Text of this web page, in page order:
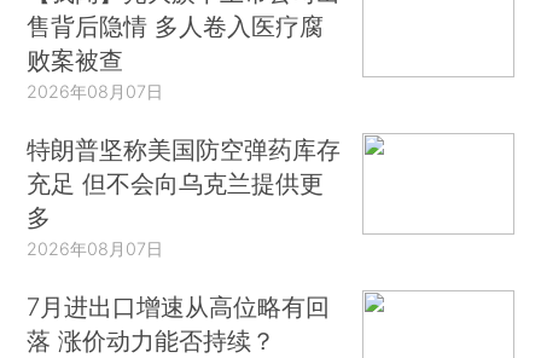
售背后隐情 多人卷入医疗腐
败案被查
2026年08月07日
特朗普坚称美国防空弹药库存
充足 但不会向乌克兰提供更
多
2026年08月07日
7月进出口增速从高位略有回
落 涨价动力能否持续？